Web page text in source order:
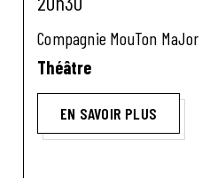
Compagnie MouTon MaJor
Théâtre
EN SAVOIR PLUS